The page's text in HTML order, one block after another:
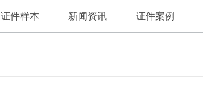
证件样本 新闻资讯 证件案例